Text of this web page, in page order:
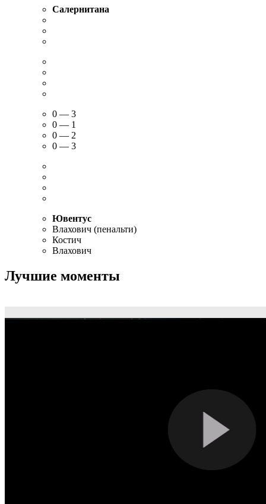
Салернитана
0 — 3
0 — 1
0 — 2
0 — 3
Ювентус
Влахович (пенальти)
Костич
Влахович
Лучшие моменты